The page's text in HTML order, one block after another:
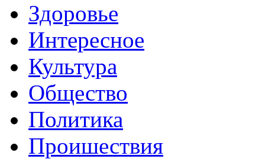
Здоровье
Интересное
Культура
Общество
Политика
Проишествия